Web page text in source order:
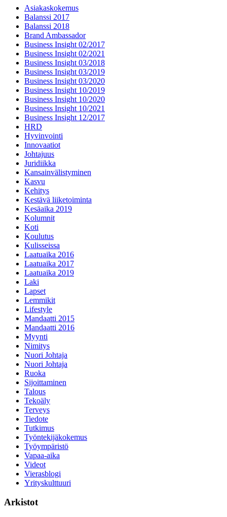
Asiakaskokemus
Balanssi 2017
Balanssi 2018
Brand Ambassador
Business Insight 02/2017
Business Insight 02/2021
Business Insight 03/2018
Business Insight 03/2019
Business Insight 03/2020
Business Insight 10/2019
Business Insight 10/2020
Business Insight 10/2021
Business Insight 12/2017
HRD
Hyvinvointi
Innovaatiot
Johtajuus
Juridiikka
Kansainvälistyminen
Kasvu
Kehitys
Kestävä liiketoiminta
Kesäaika 2019
Kolumnit
Koti
Koulutus
Kulisseissa
Laatuaika 2016
Laatuaika 2017
Laatuaika 2019
Laki
Lapset
Lemmikit
Lifestyle
Mandaatti 2015
Mandaatti 2016
Myynti
Nimitys
Nuori Johtaja
Nuori Johtaja
Ruoka
Sijoittaminen
Talous
Tekoäly
Terveys
Tiedote
Tutkimus
Työntekijäkokemus
Työympäristö
Vapaa-aika
Videot
Vierasblogi
Yrityskulttuuri
Arkistot